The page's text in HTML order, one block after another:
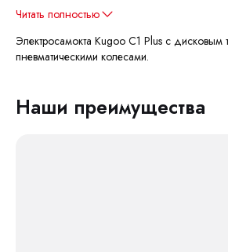
Читать полностью
Электросамокта Kugoo C1 Plus с дисковым
пневматическими колесами.
Наши преимущества